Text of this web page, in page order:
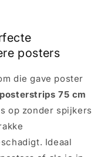
posters
die gave poster
posterstrips 75 cm
op zonder spijkers
Ideaal